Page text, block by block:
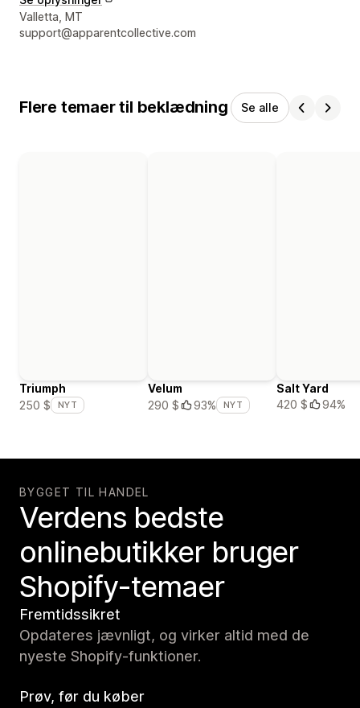
Se kontaktoplysninger
Valletta, MT
support@apparentcollective.com
Flere temaer til beklædning Se alle
Triumph
250 $
NYT
Velum
290 $
93% NYT
Salt Yard
420 $
94%
BYGGET TIL HANDEL
Verdens bedste
onlinebutikker bruger
Shopify-temaer
Fremtidssikret
Opdateres jævnligt, og virker altid med de
nyeste Shopify-funktioner.
Prøv, før du køber